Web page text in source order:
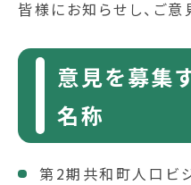
皆様にお知らせし、ご意
意見を募集
名称
第2期共和町人口ビ